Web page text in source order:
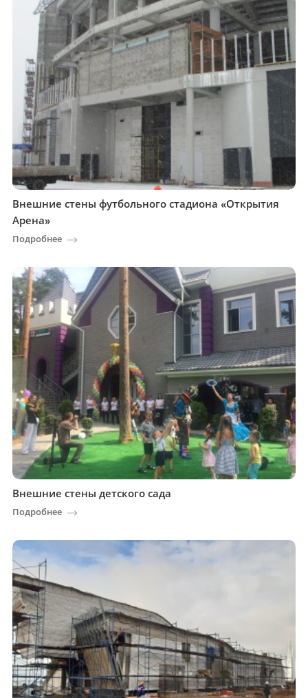
Внешние стены футбольного стадиона «Открытия
Арена»
Подробнее
Внешние стены детского сада
Подробнее